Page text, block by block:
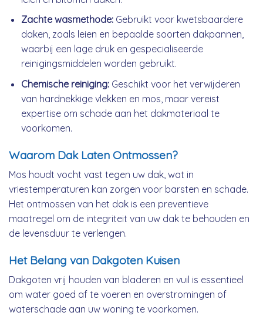
Zachte wasmethode:Gebruikt voor kwetsbaardere
daken, zoals leien en bepaalde soorten dakpannen,
waarbij een lage druk en gespecialiseerde
reinigingsmiddelen worden gebruikt.
Chemische reiniging:Geschikt voor het verwijderen
van hardnekkige vlekken en mos, maar vereist
expertise om schade aan het dakmateriaal te
voorkomen.
Waarom Dak Laten Ontmossen?
Mos houdt vocht vast tegen uw dak, wat in
vriestemperaturen kan zorgen voor barsten en schade.
Het ontmossen van het dak is een preventieve
maatregel om de integriteit van uw dak te behouden en
de levensduur te verlengen.
Het Belang van Dakgoten Kuisen
Dakgoten vrij houden van bladeren en vuil is essentieel
om water goed af te voeren en overstromingen of
waterschade aan uw woning te voorkomen.